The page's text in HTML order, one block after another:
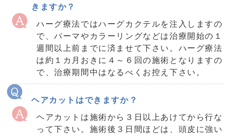
きますか？
ハーグ療法ではハーグカクテルを注入しますの
で、パーマやカラーリングなどは治療開始の１
週間以上前までに済ませて下さい。ハーグ療法
は約１カ月おきに４～６回の施術となりますの
で、治療期間中はなるべくお控え下さい。
ヘアカットはできますか？
ヘアカットは施術から３日以上あけてから行な
って下さい。施術後３日間ほどは、頭皮に強い